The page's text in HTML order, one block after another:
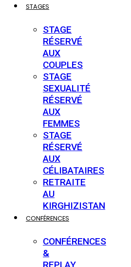
STAGES
STAGE
RÉSERVÉ
AUX
COUPLES
STAGE
SEXUALITÉ
RÉSERVÉ
AUX
FEMMES
STAGE
RÉSERVÉ
AUX
CÉLIBATAIRES
RETRAITE
AU
KIRGHIZISTAN
CONFÉRENCES
CONFÉRENCES
&